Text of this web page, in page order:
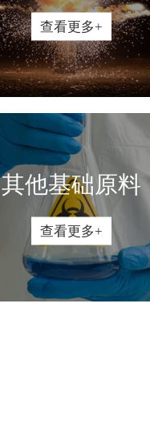
查看更多+
其他基础原料
查看更多+